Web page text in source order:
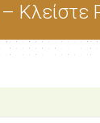
Κλείστε